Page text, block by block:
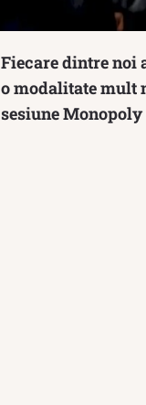
Fiecare dintre noi
o modalitate mult
sesiune